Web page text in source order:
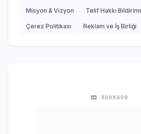
Misyon & Vizyon Telif Hakkı Bildirimi
Çerez Politikası Reklam ve İş Birliği
300X600